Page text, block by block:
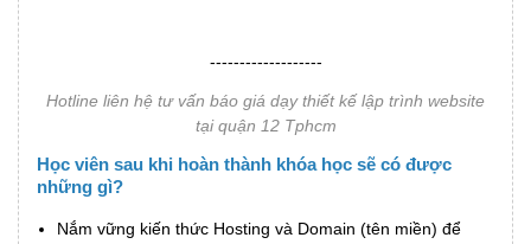
-------------------
Hotline liên hệ tư vấn báo giá dạy thiết kế lập trình website
tại quận 12 Tphcm
Học viên sau khi hoàn thành khóa học sẽ có được
những gì?
Nắm vững kiến thức Hosting và Domain (tên miền) để